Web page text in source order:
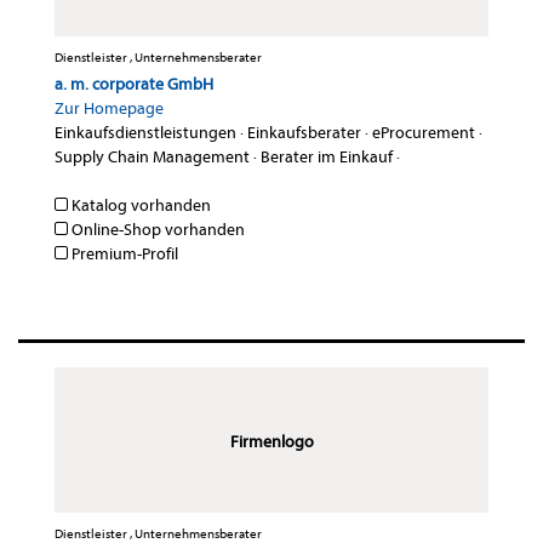
Dienstleister , Unternehmensberater
a. m. corporate GmbH
Zur Homepage
Einkaufsdienstleistungen · Einkaufsberater·eProcurement·
Supply Chain Management· Berater im Einkauf·
Katalog vorhanden
Online-Shop vorhanden
Premium-Profil
Firmenlogo
Dienstleister , Unternehmensberater